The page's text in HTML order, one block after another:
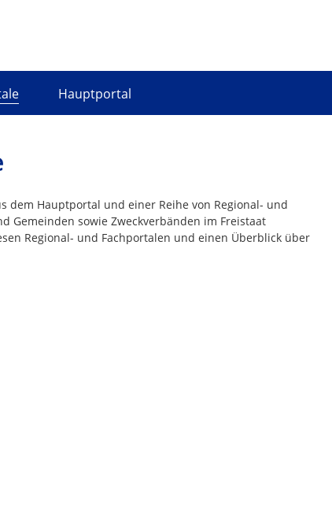
Hauptportal
dem Hauptportal und einer Reihe von Regional- und
Gemeinden sowie Zweckverbänden im Freistaat
Regional- und Fachportalen und einen Überblick über